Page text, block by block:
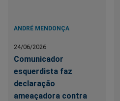
ANDRÉ MENDONÇA
24/06/2026
Comunicador
esquerdista faz
declaração
ameaçadora contra